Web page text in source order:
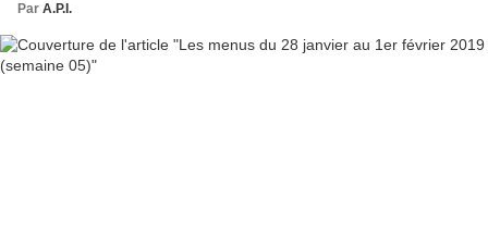
Par A.P.I.